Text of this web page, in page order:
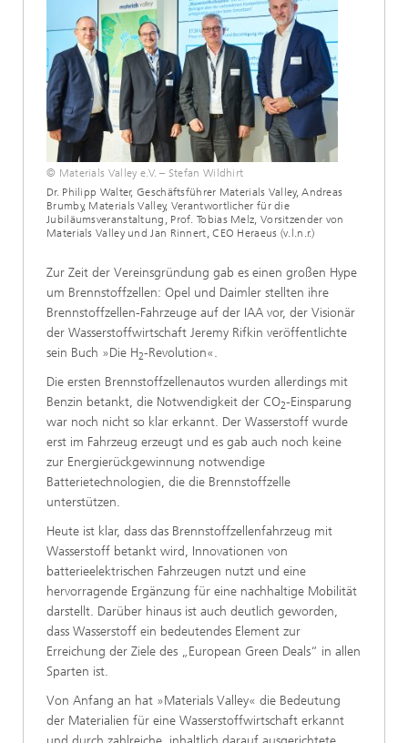
© Materials Valley e.V. – Stefan Wildhirt
Dr. Philipp Walter, Geschäftsführer Materials Valley, Andreas
Brumby, Materials Valley, Verantwortlicher für die
Jubiläumsveranstaltung, Prof. Tobias Melz, Vorsitzender von
Materials Valley und Jan Rinnert, CEO Heraeus (v.l.n.r.)
Zur Zeit der Vereinsgründung gab es einen großen Hype
um Brennstoffzellen: Opel und Daimler stellten ihre
Brennstoffzellen-Fahrzeuge auf der IAA vor, der Visionär
der Wasserstoffwirtschaft Jeremy Rifkin veröffentlichte
sein Buch »Die H2-Revolution«.
Die ersten Brennstoffzellenautos wurden allerdings mit
Benzin betankt, die Notwendigkeit der CO2-Einsparung
war noch nicht so klar erkannt. Der Wasserstoff wurde
erst im Fahrzeug erzeugt und es gab auch noch keine
zur Energierückgewinnung notwendige
Batterietechnologien, die die Brennstoffzelle
unterstützen.
Heute ist klar, dass das Brennstoffzellenfahrzeug mit
Wasserstoff betankt wird, Innovationen von
batterieelektrischen Fahrzeugen nutzt und eine
hervorragende Ergänzung für eine nachhaltige Mobilität
darstellt. Darüber hinaus ist auch deutlich geworden,
dass Wasserstoff ein bedeutendes Element zur
Erreichung der Ziele des „European Green Deals“ in allen
Sparten ist.
Von Anfang an hat »Materials Valley« die Bedeutung
der Materialien für eine Wasserstoffwirtschaft erkannt